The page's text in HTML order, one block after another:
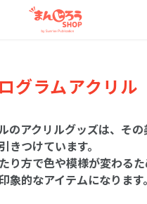
グラムアクリル
のアクリルグッズは、そ
きつけています。
り方で色や模様が変わる
象的なアイテムになります。